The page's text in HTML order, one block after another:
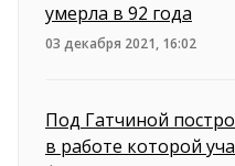
умерла в 92 года
03 декабря 2021, 16:02
Под Гатчиной
в работе которой